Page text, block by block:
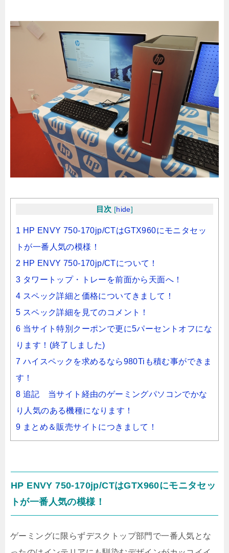
目次 [hide]
1 HP ENVY 750-170jp/CTはGTX960にモニタセッ
トが一番人気の模様！
2 HP ENVY 750-170jp/CTについて！
3 タワートップ・トレーを前面から天面へ！
4 スペック詳細と価格についてきまして！
5 スペック詳細を見てのコメント！
6 当サイト特別クーポンで更に5パーセントオフにな
ります！(終了しました)
7 ハイスペックを求めるなら980Tiも積む事ができま
す！
8 追記 当サイト経由のゲーミングパソコンでかな
り人気のある機種になります！
9 まとめ＆販売サイトにつきまして！
HP ENVY 750-170jp/CTはGTX960にモニタセッ
トが一番人気の模様！
ゲーミングに限らずデスクトップ部門で一番人気とな